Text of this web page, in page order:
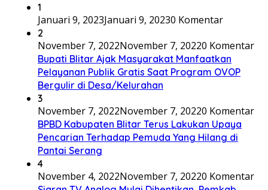
1
Januari 9, 2023Januari 9, 20230 Komentar
2
November 7, 2022November 7, 20220 Komentar
Bupati Blitar Ajak Masyarakat Manfaatkan
Pelayanan Publik Gratis Saat Program OVOP
Bergulir di Desa/Kelurahan
3
November 7, 2022November 7, 20220 Komentar
BPBD Kabupaten Blitar Terus Lakukan Upaya
Pencarian Terhadap Pemuda Yang Hilang di
Pantai Serang
4
November 4, 2022November 7, 20220 Komentar